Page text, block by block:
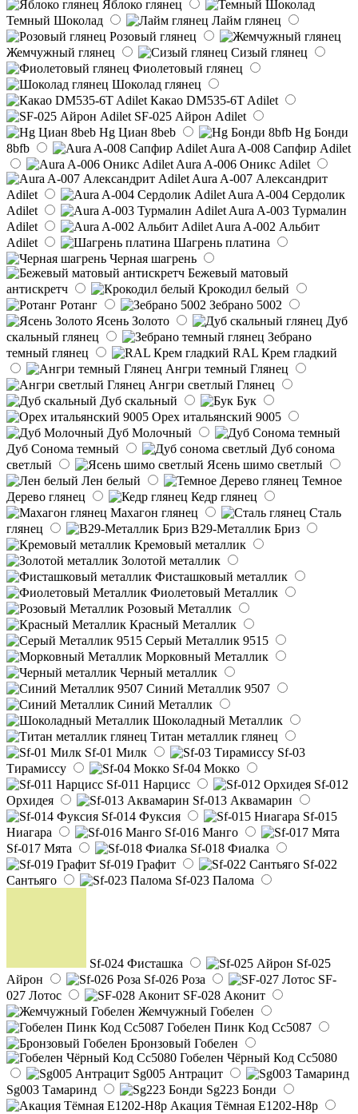
Яблоко глянец
Темный Шоколад
Лайм глянец
Розовый глянец
Жемчужный глянец
Сизый глянец
Фиолетовый глянец
Шоколад глянец
Какао DM535-6T Adilet
SF-025 Айрон Adilet
Hg Циан 8beb
Hg Бонди
8bfb
Aura A-008 Сапфир Adilet
Aura A-006 Оникс Adilet
Aura A-007 Александрит
Adilet
Aura A-004 Сердолик
Adilet
Aura A-003 Турмалин
Adilet
Aura A-002 Альбит
Adilet
Шагрень платина
Черная шагрень
Бежевый матовый
антискретч
Крокодил белый
Ротанг
Зебрано 5002
Ясень Золото
Дуб
скальный глянец
Зебрано
темный глянец
RAL Крем гладкий
Ангри темный Глянец
Ангри светлый Глянец
Дуб скальный
Бук
Орех итальянский 9005
Дуб Молочный
Дуб Сонома темный
Дуб сонома
светлый
Ясень шимо светлый
Лен белый
Темное
Дерево глянец
Кедр глянец
Махагон глянец
Сталь
глянец
B29-Металлик Бриз
Кремовый металлик
Золотой металлик
Фисташковый металлик
Фиолетовый Металлик
Розовый Металлик
Красный Металлик
Серый Металлик 9515
Морковный Металлик
Черный металлик
Синий Металлик 9507
Синий Металлик
Шоколадный Металлик
Титан металлик глянец
Sf-01 Милк
Sf-03
Тирамиссу
Sf-04 Мокко
Sf-011 Нарцисс
Sf-012
Орхидея
Sf-013 Аквамарин
Sf-014 Фуксия
Sf-015
Ниагара
Sf-016 Манго
Sf-017 Мята
Sf-018 Фиалка
Sf-019 Графит
Sf-022
Сантьяго
Sf-023 Палома
Sf-024 Фисташка
Sf-025
Айрон
Sf-026 Роза
SF-
027 Лотос
SF-028 Аконит
Жемчужный Гобелен
Гобелен Пинк Код Сс5087
Бронзовый Гобелен
Гобелен Чёрный Код Сс5080
Sg005 Антрацит
Sg003 Тамаринд
Sg223 Бонди
Акация Тёмная E1202-H8p